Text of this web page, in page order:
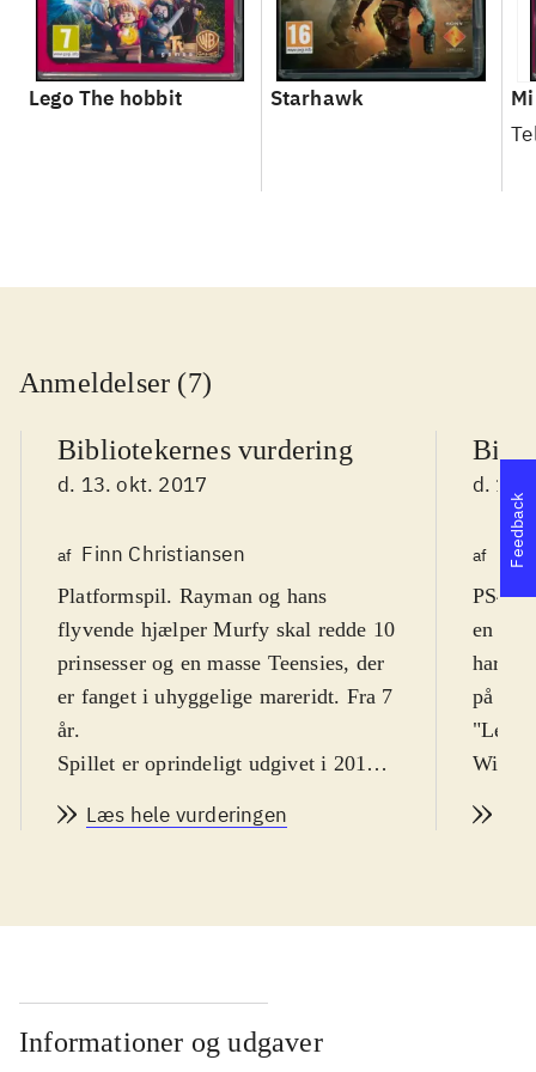
Lego The hobbit Starhawk
Anmeldelser (7)
Bibliotekernes vurdering
d. 13. okt. 2017
af Finn Christiansen
Platformspil. Rayman og hans
flyvende hjælper Murfy skal redde 10
prinsesser og en masse Teensies, der
er fanget i uhyggelige mareridt. Fra 7
år.
Spillet er oprindeligt udgivet i 2013
flere gange siden til nyere konsoller.
2011, og cirka 100 år efter de
2003. Rayman og hans venner bliver
vækket af deres flyvende ven Murfy,
der fortæller dem, at landets 10
Læs hele vurderingen
d. 11.
af
PS4.
en af
har
på de
WiiU
men
vi
Informationer og udgaver
Feedback